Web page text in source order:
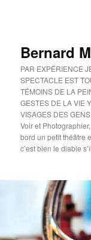
Bernard
PAR EXPÉRIENCE
SPECTACLE EST
TÉMOINS DE LA
GESTES DE LA VIE
VISAGES DES
Voir et
bord un petit théâtre
c’est bien le diable